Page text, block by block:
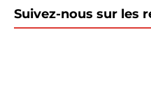
Suivez-nous sur les